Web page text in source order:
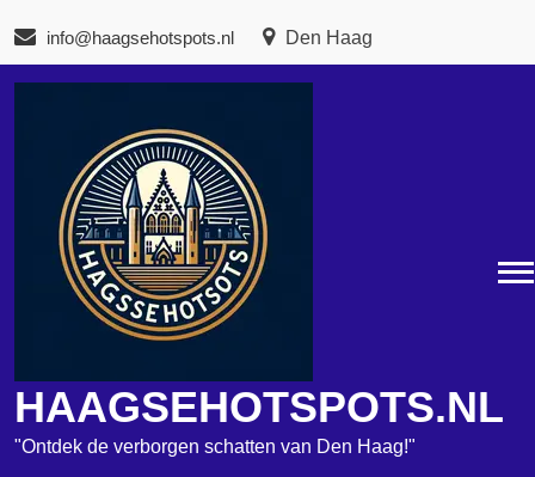
de
inhoud
info@haagsehotspots.nl Den Haag
HAAGSEHOTSPOTS.NL
"Ontdek de verborgen schatten van Den Haag!"